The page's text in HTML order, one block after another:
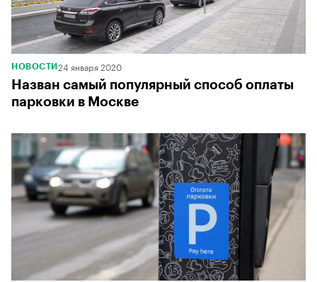
НОВОСТИ 24 января 2020
Назван самый популярный способ оплаты
парковки в Москве